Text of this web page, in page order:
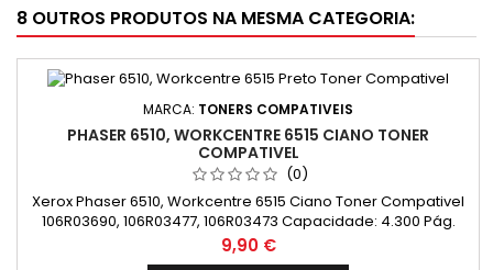
8 OUTROS PRODUTOS NA MESMA CATEGORIA:
MARCA: TONERS COMPATIVEIS
PHASER 6510, WORKCENTRE 6515 CIANO TONER
COMPATIVEL
(0)
Xerox Phaser 6510, Workcentre 6515 Ciano Toner Compativel
106R03690, 106R03477, 106R03473 Capacidade: 4.300 Pág.
Preço
9,90 €